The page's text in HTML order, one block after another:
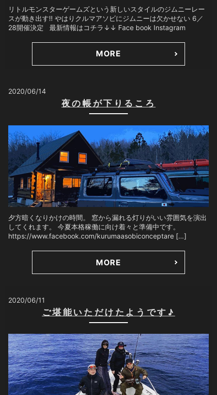
リトルモンスターゲームズという新しいスタイルのジムニーレー
スが動き出す‼️ やはりクルマアソビにジムニーは欠かせない 6／
28開催決定 最新情報はコチラ↓↓ Face book Instagram
MORE
2020/06/14
夜の帳が下りるころ
夕方暗くなりかけの時間。 窓から漏れる灯りがいい雰囲気を演出
してくれます。 今夏本格稼働に向け着々と準備中です。
https://www.facebook.com/kurumaasobiconceptare […]
MORE
2020/06/11
ご堪能いただけたようです♪